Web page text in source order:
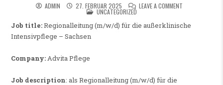
ADMIN 27. FEBRUAR 2025 LEAVE A COMMENTON
POSTED IN
UNCATEGORIZED
Job title:Regionalleitung (m/w/d) für die außerklinische
Intensivpflege – Sachsen
Company:Advita Pflege
Job description: als Regionalleitung (m/w/d) für die